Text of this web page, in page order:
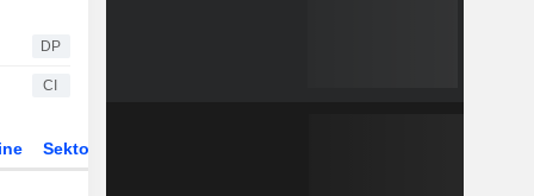
DP
CI
Sektor